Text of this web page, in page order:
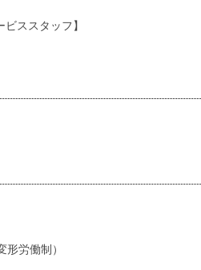
ビススタッフ】
労働制）